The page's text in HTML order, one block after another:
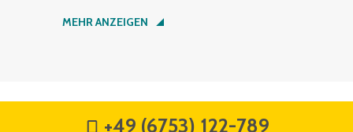
Nachname*
MEHR ANZEIGEN
+49 (6753) 122-789